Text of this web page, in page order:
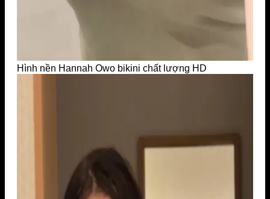
Hình nền Hannah Owo bikini chất lượng HD